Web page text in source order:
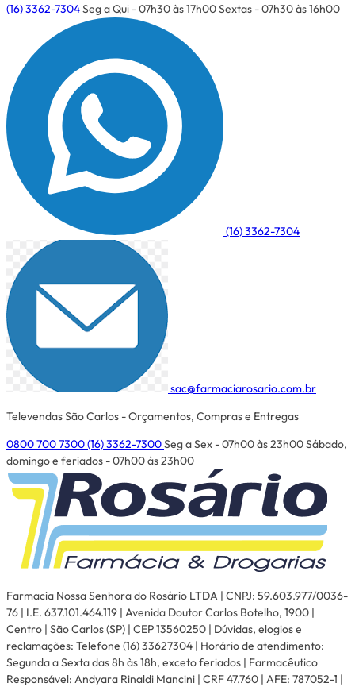
(16) 3362-7304Seg a Qui - 07h30 às 17h00Sextas - 07h30 às 16h00
(16) 3362-7304
sac@farmaciarosario.com.br
Televendas São Carlos - Orçamentos, Compras e Entregas
0800 700 7300(16) 3362-7300Seg a Sex - 07h00 às 23h00Sábado,
domingo e feriados - 07h00 às 23h00
Farmacia Nossa Senhora do Rosário LTDA | CNPJ: 59.603.977/0036-
76 | I.E. 637.101.464.119 | Avenida Doutor Carlos Botelho, 1900 |
Centro | São Carlos (SP) | CEP 13560250 | Dúvidas, elogios e
reclamações: Telefone (16) 33627304 | Horário de atendimento:
Segunda a Sexta das 8h às 18h, exceto feriados | Farmacêutico
Responsável: Andyara Rinaldi Mancini | CRF 47.760 | AFE: 787052-1 |